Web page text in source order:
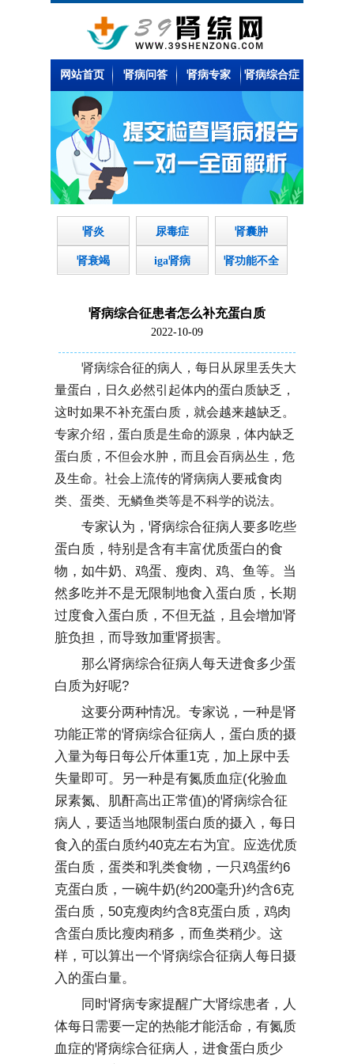
网站首页 肾病问答 肾病专家 肾病综合症
肾炎 尿毒症 肾囊肿
肾衰竭 iga肾病 肾功能不全
肾病综合征患者怎么补充蛋白质
2022-10-09
肾病综合征的病人，每日从尿里丢失大
量蛋白，日久必然引起体内的蛋白质缺乏，
这时如果不补充蛋白质，就会越来越缺乏。
专家介绍，蛋白质是生命的源泉，体内缺乏
蛋白质，不但会水肿，而且会百病丛生，危
及生命。社会上流传的肾病病人要戒食肉
类、蛋类、无鳞鱼类等是不科学的说法。
专家认为，肾病综合征病人要多吃些
蛋白质，特别是含有丰富优质蛋白的食
物，如牛奶、鸡蛋、瘦肉、鸡、鱼等。当
然多吃并不是无限制地食入蛋白质，长期
过度食入蛋白质，不但无益，且会增加肾
脏负担，而导致加重肾损害。
那么肾病综合征病人每天进食多少蛋
白质为好呢?
这要分两种情况。专家说，一种是肾
功能正常的肾病综合征病人，蛋白质的摄
入量为每日每公斤体重1克，加上尿中丢
失量即可。另一种是有氮质血症(化验血
尿素氮、肌酐高出正常值)的肾病综合征
病人，要适当地限制蛋白质的摄入，每日
食入的蛋白质约40克左右为宜。应选优质
蛋白质，蛋类和乳类食物，一只鸡蛋约6
克蛋白质，一碗牛奶(约200毫升)约含6克
蛋白质，50克瘦肉约含8克蛋白质，鸡肉
含蛋白质比瘦肉稍多，而鱼类稍少。这
样，可以算出一个肾病综合征病人每日摄
入的蛋白量。
同时肾病专家提醒广大肾综患者，人
体每日需要一定的热能才能活命，有氮质
血症的肾病综合征病人，进食蛋白质少